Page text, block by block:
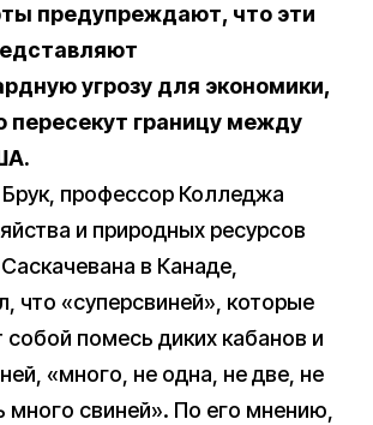
предупреждают, что эти
угрозу для экономики,
пересекут границу между
профессор Колледжа
и природных ресурсов
в Канаде,
что «суперсвиней», которые
помесь диких кабанов и
«много, не одна, не две, не
много свиней». По его мнению,